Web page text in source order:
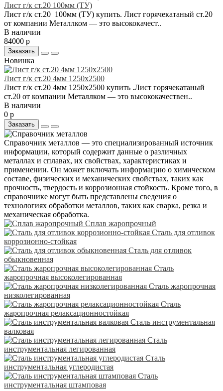
Лист г/к ст.20 100мм (ТУ)
Лист г/к ст.20 100мм (ТУ) купить. Лист горячекатаный ст.20
от компании Металлком — это высококачест..
В наличии
84000 р
Заказать
Новинка
Лист г/к ст.20 4мм 1250x2500
Лист г/к ст.20 4мм 1250x2500 купить .Лист горячекатаный
ст.20 от компании Металлком — это высококачествен..
В наличии
0 р
Заказать
Справочник металлов — это специализированный источник
информации, который содержит данные о различных
металлах и сплавах, их свойствах, характеристиках и
применении. Он может включать информацию о химическом
составе, физических и механических свойствах, таких как
прочность, твердость и коррозионная стойкость. Кроме того, в
справочнике могут быть представлены сведения о
технологиях обработки металлов, таких как сварка, резка и
механическая обработка.
Сплав жаропрочный
Сталь для отливок
коррозионно-стойкая
Сталь для отливок
обыкновенная
Сталь
жаропрочная высоколегированная
Сталь жаропрочная
низколегированная
Сталь
жаропрочная релаксационностойкая
Сталь инструментальная
валковая
Сталь
инструментальная легированная
Сталь
инструментальная углеродистая
Сталь
инструментальная штамповая